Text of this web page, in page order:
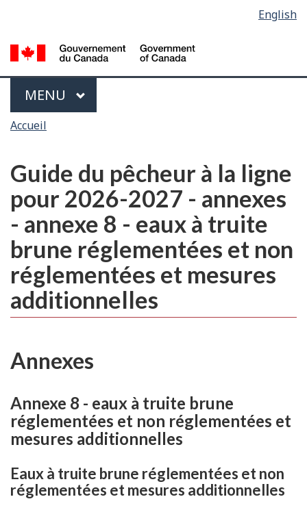
main
content
la
version
HTML
la
langue
English
Menu
MAIN
MENU
Vous
Accueil
Guide du pêcheur à la ligne
pour 2026-2027 - annexes
- annexe 8 - eaux à truite
brune réglementées et non
réglementées et mesures
additionnelles
Annexes
Annexe 8 - eaux à truite brune
réglementées et non réglementées et
mesures additionnelles
Eaux à truite brune réglementées et non
réglementées et mesures additionnelles